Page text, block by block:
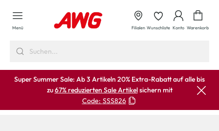
springen
Menü Filialen Wunschliste Konto Warenkorb
Super Summer Sale: Ab 3 Artikeln 20% Extra-Rabatt auf alle bis
zu67% reduzierten Sale Artikelsichern mit
Code: SSS826